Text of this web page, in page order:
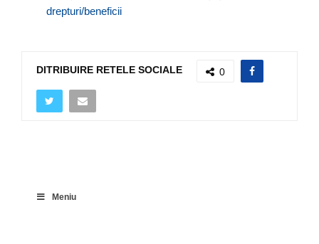
drepturi/beneficii
DITRIBUIRE RETELE SOCIALE 0
Meniu